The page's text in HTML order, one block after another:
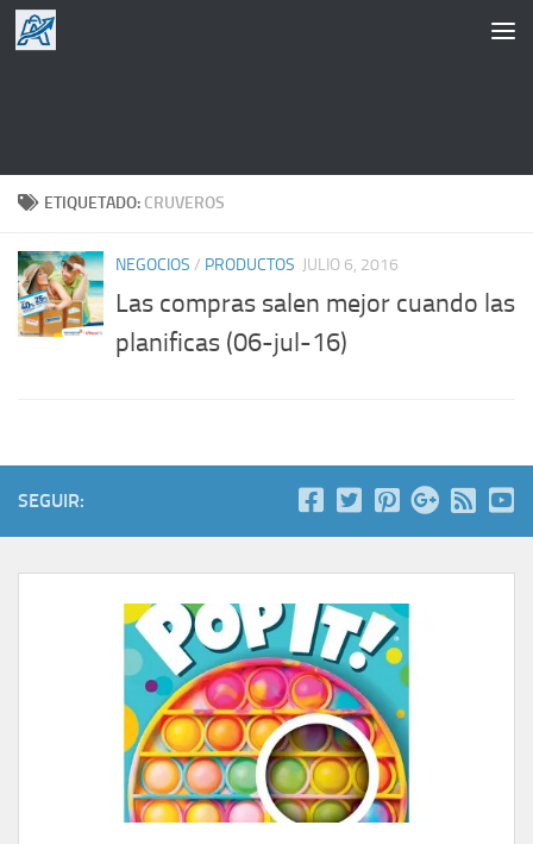
Saltar al contenido
ETIQUETADO: CRUVEROS
NEGOCIOS / PRODUCTOS JULIO 6, 2016
Las compras salen mejor cuando las
planificas (06-jul-16)
SEGUIR: